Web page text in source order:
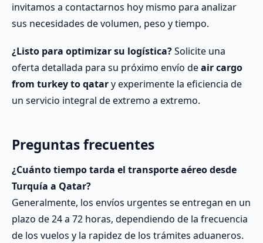
invitamos a contactarnos hoy mismo para analizar
sus necesidades de volumen, peso y tiempo.
¿Listo para optimizar su logística?Solicite una
oferta detallada para su próximo envío deair cargo
from turkey to qatary experimente la eficiencia de
un servicio integral de extremo a extremo.
Preguntas frecuentes
¿Cuánto tiempo tarda el transporte aéreo desde
Turquía a Qatar?
Generalmente, los envíos urgentes se entregan en un
plazo de 24 a 72 horas, dependiendo de la frecuencia
de los vuelos y la rapidez de los trámites aduaneros.